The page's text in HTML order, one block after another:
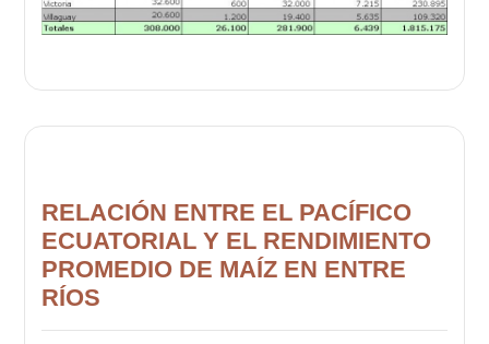
RELACIÓN ENTRE EL PACÍFICO
ECUATORIAL Y EL RENDIMIENTO
PROMEDIO DE MAÍZ EN ENTRE
RÍOS